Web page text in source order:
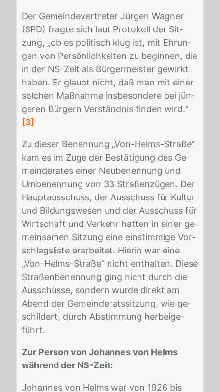
Der Ge­mein­de­ver­tre­ter Jür­gen Wag­ner
(SPD) frag­te sich laut Pro­to­koll der Sit­
zung, „ob es po­li­tisch klug ist, mit Eh­run­
gen von Per­sön­lich­kei­ten zu be­gin­nen, die
in der NS-Zeit als Bür­ger­meis­ter ge­wirkt
ha­ben. Er glaubt nicht, daß man mit ei­ner
sol­chen Maß­nah­me ins­be­son­de­re bei jün­
ge­ren Bür­gern Ver­ständ­nis fin­den wird.“
[3]
Zu die­ser Be­nen­nung „Von-Helms-Stra­ße“
kam es im Zuge der Be­stä­ti­gung des Ge­
mein­de­ra­tes ei­ner Neu­be­nen­nung und
Um­be­nen­nung von 33 Stra­ßen­zü­gen. Der
Haupt­aus­schuss, der Aus­schuss für Kul­tur
und Bil­dungs­we­sen und der Aus­schuss für
Wirt­schaft und Ver­kehr hat­ten in ei­ner ge­
mein­sa­men Sit­zung eine ein­stim­mi­ge Vor­
schlags­lis­te er­ar­bei­tet. Hier­in war eine
„Von-Helms-Stra­ße“ nicht ent­hal­ten. Die­se
Stra­ßen­be­nen­nung ging nicht durch die
Aus­schüs­se, son­dern wur­de di­rekt am
Abend der Ge­mein­de­rats­sit­zung, wie ge­
schil­dert, durch Ab­stim­mung her­bei­ge­
führt.
Zur Person von Johannes von Helms
während der NS-Zeit:
Jo­han­nes von Helms war von 1926 bis